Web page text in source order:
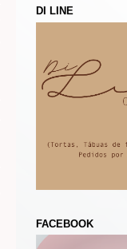
DI LINE
FACEBOOK